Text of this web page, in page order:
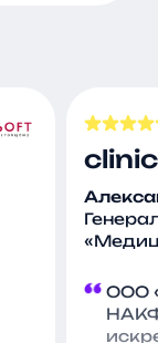
ООО